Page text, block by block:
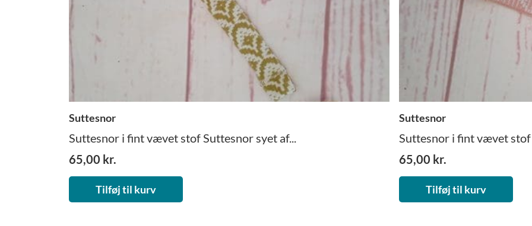
Suttesnor
Suttesnor i fint vævet stof Suttesnor syet af...
65,00 kr.
Tilføj til kurv
Suttesnor
Suttesnor i fint vævet stof
65,00 kr.
Tilføj til kurv